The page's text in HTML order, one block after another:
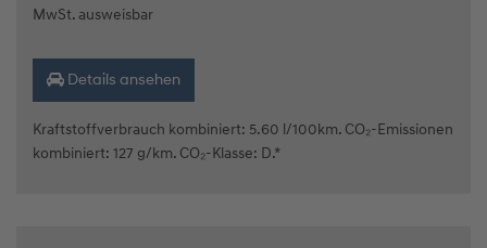
MwSt. ausweisbar
Details ansehen
Kraftstoffverbrauch kombiniert: 5.60 l/100km. CO₂-Emissionen
kombiniert: 127 g/km. CO₂-Klasse: D.*